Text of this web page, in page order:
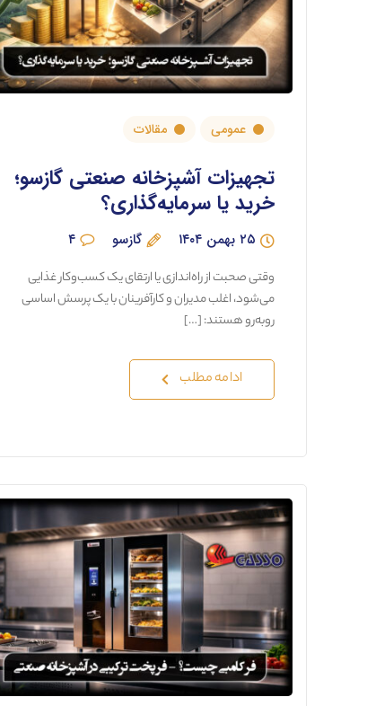
عمومی مقالات
تجهیزات آشپزخانه صنعتی گازسو؛
خرید یا سرمایه‌گذاری؟
۲۵ بهمن ۱۴۰۴ گازسو ۴
وقتی صحبت از راه‌اندازی یا ارتقای یک کسب‌وکار غذایی
می‌شود، اغلب مدیران و کارآفرینان با یک پرسش اساسی
روبه‌رو هستند: […]
ادامه مطلب